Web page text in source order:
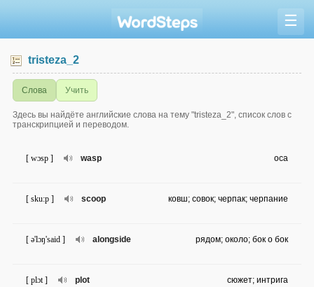
☰
tristeza_2
Слова Учить
Здесь вы найдёте английские слова на тему "tristeza_2", список слов с
транскрипцией и переводом.
wasp
[ wɔsp ] оса
scoop
[ sku:p ] ковш; совок; черпак; черпание
alongside
[ ə'lɔŋ'said ] рядом; около; бок о бок
plot
[ plɔt ] сюжет; интрига